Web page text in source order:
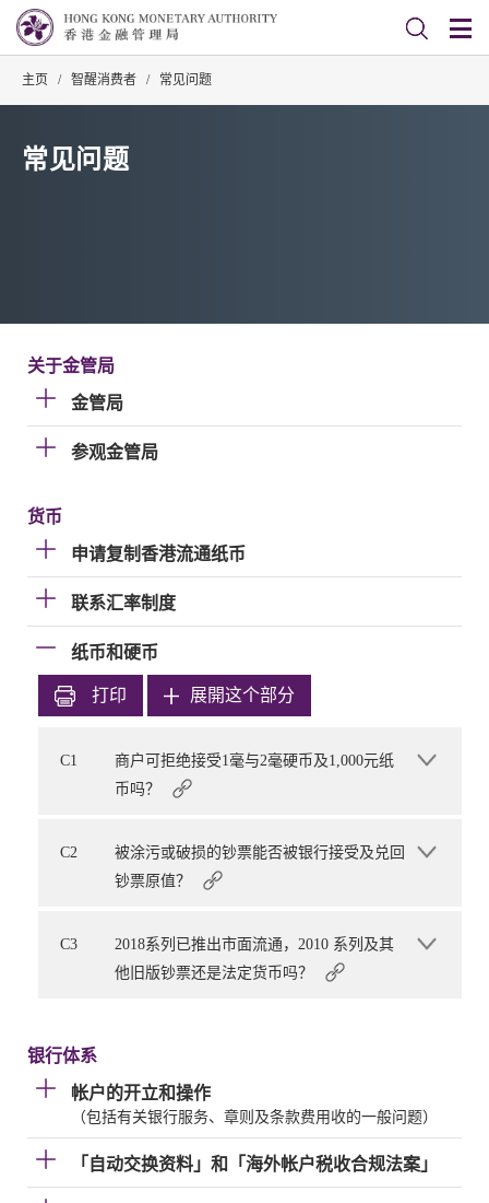
主页 / 智醒消费者 / 常见问题
常见问题
关于金管局
金管局
参观金管局
货币
申请复制香港流通纸币
联系汇率制度
纸币和硬币
打印 展開这个部分
C1
商户可拒绝接受1毫与2毫硬币及1,000元纸
币吗？
C2
被涂污或破损的钞票能否被银行接受及兑回
钞票原值？
C3
2018系列已推出市面流通，2010 系列及其
他旧版钞票还是法定货币吗？
银行体系
帐户的开立和操作
（包括有关银行服务、章则及条款费用收的一般问题）
「自动交换资料」和「海外帐户税收合规法案」